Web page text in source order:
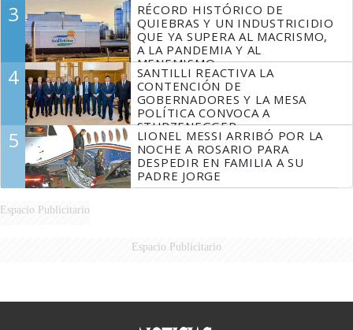
3
RÉCORD HISTÓRICO DE
QUIEBRAS Y UN INDUSTRICIDIO
QUE YA SUPERA AL MACRISMO,
A LA PANDEMIA Y AL
MENEMISMO
4
SANTILLI REACTIVA LA
CONTENCIÓN DE
GOBERNADORES Y LA MESA
POLÍTICA CONVOCA A
STURZENEGGER
5
LIONEL MESSI ARRIBÓ POR LA
NOCHE A ROSARIO PARA
DESPEDIR EN FAMILIA A SU
PADRE JORGE
Espacio Publicitario
Espacio Publicitario